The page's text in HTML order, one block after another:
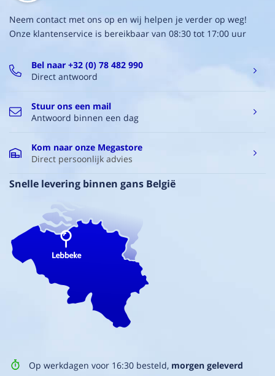
Neem contact met ons op en wij helpen je verder op weg!
Onze klantenservice is bereikbaar van 08:30 tot 17:00 uur
Bel naar +32 (0) 78 482 990
Direct antwoord
Stuur ons een mail
Antwoord binnen een dag
Kom naar onze Megastore
Direct persoonlijk advies
Snelle levering binnen gans België
Op werkdagen voor 16:30 besteld, morgen geleverd